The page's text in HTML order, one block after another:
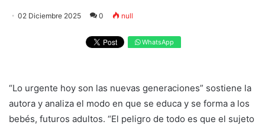
02 Diciembre 2025 0 null
WhatsApp
“Lo urgente hoy son las nuevas generaciones” sostiene la
autora y analiza el modo en que se educa y se forma a los
bebés, futuros adultos. “El peligro de todo es que el sujeto